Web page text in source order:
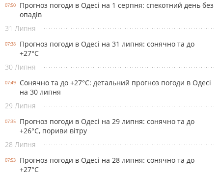
07:50
Прогноз погоди в Одесі на 1 серпня: спекотний день без
опадів
31 Липня
07:38
Прогноз погоди в Одесі на 31 липня: сонячно та до
+27°С
30 Липня
07:49
Сонячно та до +27°С: детальний прогноз погоди в Одесі
на 30 липня
29 Липня
07:35
Прогноз погоди в Одесі на 29 липня: сонячно та до
+26°С, пориви вітру
28 Липня
07:53
Прогноз погоди в Одесі на 28 липня: сонячно та до
+27°С